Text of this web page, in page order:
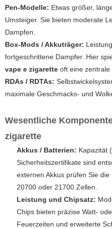
Pen-Modelle: Etwas größer,
Umsteiger. Sie bieten moderate
Dampfen.
Box-Mods / Akkuträger:
fortgeschrittene Dampfer. Hier
vape e zigarette oft eine zentrale
RDAs / RDTAs:
maximale Geschmacks- und
Wesentliche
zigarette
Akkus / Batterien: Kapazität
Sicherheitszertifikate sind
externen Akkus prüfen Sie
20700 oder 21700 Zellen.
Leistung und Chipsatz:
Chips bieten präzise Watt-
Feuerzeiten und erweiterte